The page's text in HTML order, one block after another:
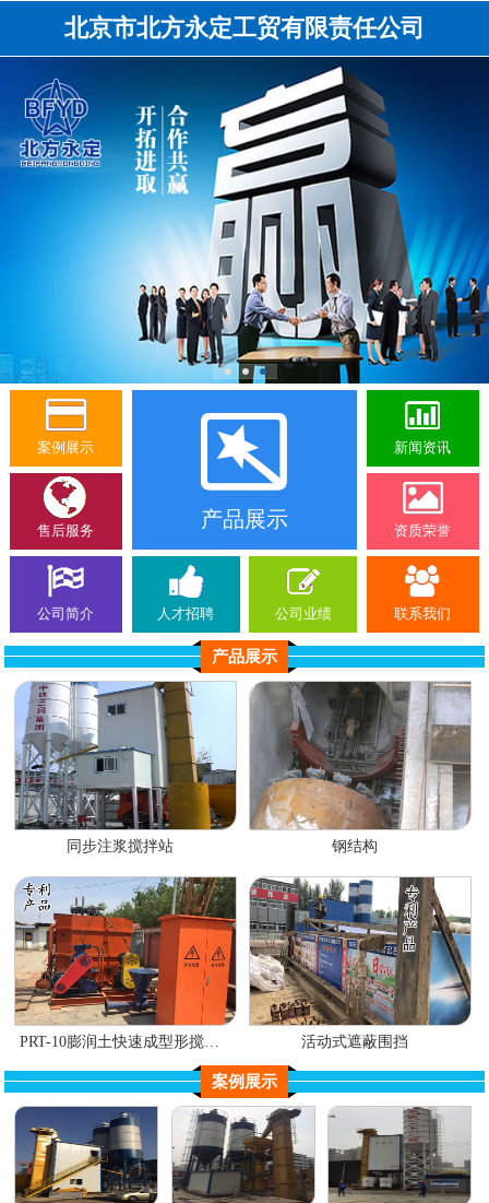
北京市北方永定工贸有限责任公司
案例展示
售后服务
公司简介
产品展示
人才招聘 公司业绩
新闻资讯
资质荣誉
联系我们
产品展示
同步注浆搅拌站 钢结构
PRT-10膨润土快速成型形搅拌系统（专利）活动式遮蔽围挡
案例展示